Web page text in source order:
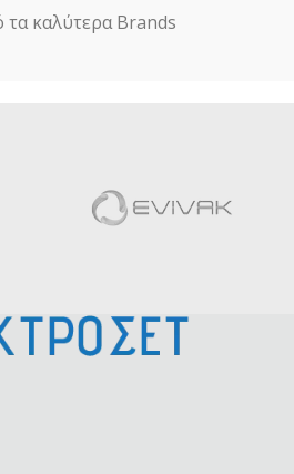
τα καλύτερα Βrands